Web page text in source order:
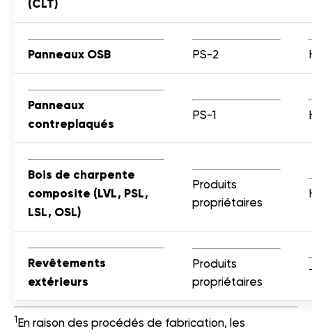
(CLT)
Panneaux OSB PS-2
Panneaux
contreplaqués
PS-1
Bois de charpente
composite (LVL, PSL,
LSL, OSL)
Produits
propriétaires
Revêtements
extérieurs
Produits
propriétaires
1En raison des procédés de fabrication, les